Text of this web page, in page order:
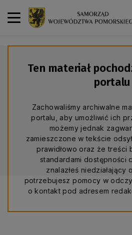
Ten materiał
portalu
Zachowaliśmy archiwalne
portalu, aby umożliwić ich
możemy jednak
zamieszczone w tekście
prawidłowo oraz że treści
standardami dostępności
znalazłeś niedziałający
potrzebujesz pomocy w
o kontakt pod adresem